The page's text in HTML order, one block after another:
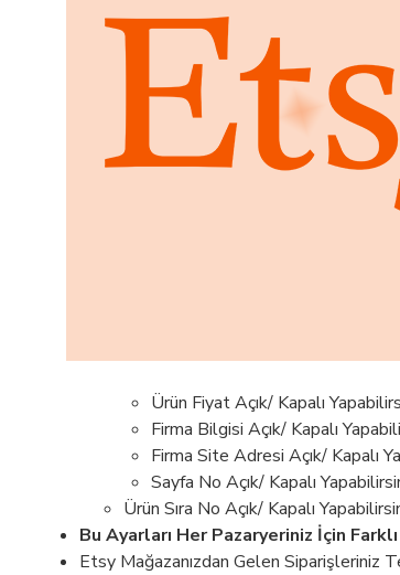
Ürün Fiyat Açık/ Kapalı
Firma Bilgisi Açık/ Kapalı
Firma Site Adresi Açık/ Kapalı
Sayfa No Açık/ Kapalı
Ürün Sıra No Açık/ Kapalı
Bu Ayarları Her Pazaryeriniz İçin
Etsy Mağazanızdan Gelen Siparişleriniz